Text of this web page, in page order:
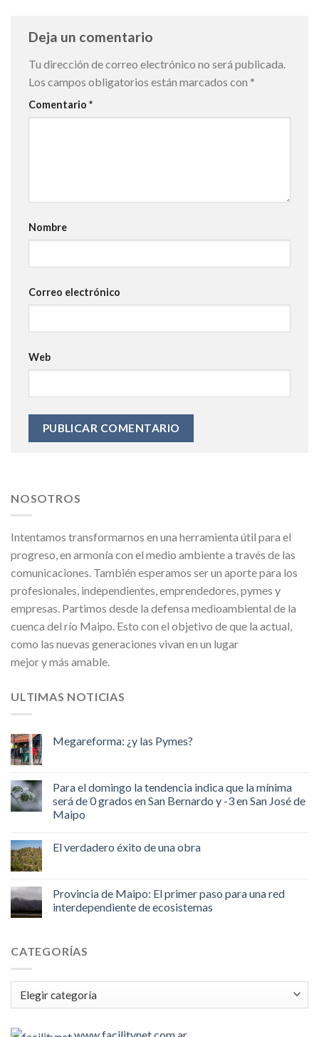
Deja un comentario
Tu dirección de correo electrónico no será publicada.
Los campos obligatorios están marcados con *
Comentario *
Nombre
Correo electrónico
Web
NOSOTROS
Intentamos transformarnos en una herramienta útil para el
progreso, en armonía con el medio ambiente a través de las
comunicaciones. También esperamos ser un aporte para los
profesionales, independientes, emprendedores, pymes y
empresas. Partimos desde la defensa medioambiental de la
cuenca del río Maipo. Esto con el objetivo de que la actual,
como las nuevas generaciones vivan en un lugar
mejor y más amable.
ULTIMAS NOTICIAS
Megareforma: ¿y las Pymes?
Para el domingo la tendencia indica que la mínima
será de 0 grados en San Bernardo y -3 en San José de
Maipo
El verdadero éxito de una obra
Provincia de Maipo: El primer paso para una red
interdependiente de ecosistemas
CATEGORÍAS
Categorías